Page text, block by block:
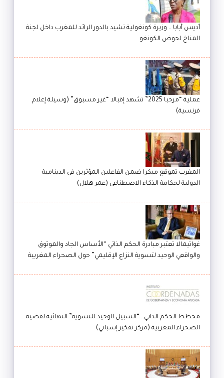
أديس أبابا .. وزيرة كونغولية تشيد بالدور الرائد للمغرب داخل لجنة
المناخ لحوض الكونغو
عملية “مرحبا 2025” تشهد إقبالا “غير مسبوق” (وسيلة إعلام
فرنسية)
المغرب تموقع مبكرا ضمن الفاعلين المؤثرين في الدينامية
الدولية لحكامة الذكاء الاصطناعي (عمر هلال)
غواتيمالا تعتبر مبادرة الحكم الذاتي “الأساس الجاد والموثوق
والواقعي الوحيد لتسوية النزاع الإقليمي” حول الصحراء المغربية
مخطط الحكم الذاتي.. “السبيل الوحيد للتسوية” النهائية لقضية
الصحراء المغربية (مركز تفكير إسباني)